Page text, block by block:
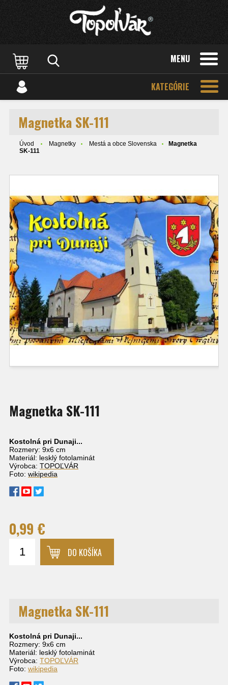
MENU
KATEGÓRIE
Magnetka SK-111
Úvod Magnetky Mestá a obce Slovenska
Magnetka
SK-111
Magnetka SK-111
Kostolná pri Dunaji...
Rozmery: 9x6 cm
Materiál: lesklý fotolaminát
Výrobca: TOPOĽVÁR
Foto: wikipedia
0,99 €
DO KOŠÍKA
Magnetka SK-111
Kostolná pri Dunaji...
Rozmery: 9x6 cm
Materiál: lesklý fotolaminát
Výrobca: TOPOĽVÁR
Foto: wikipedia